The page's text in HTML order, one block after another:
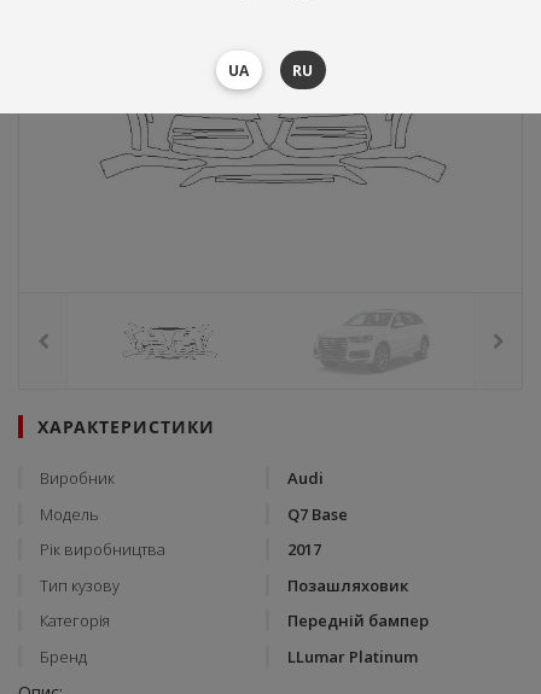
ХАРАКТЕРИСТИКИ
Виробник
Audi
Модель
Q7 Base
Рік виробництва
2017
Тип кузову
Позашляховик
Категорія
Передній бампер
Бренд
LLumar Platinum
UA RU